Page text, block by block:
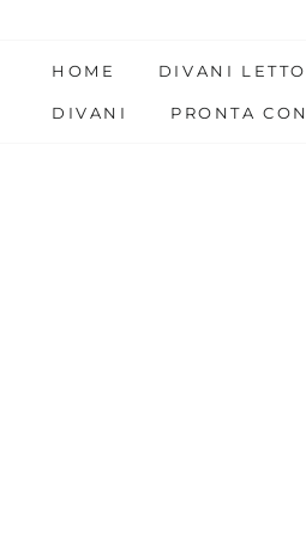
content
HOME DIVANI LETTO
DIVANI PRONTA